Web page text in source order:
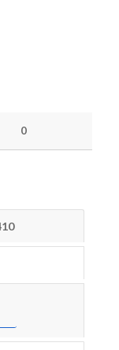
0